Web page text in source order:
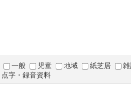
一般 児童 地域 紙芝居
点字・録音資料